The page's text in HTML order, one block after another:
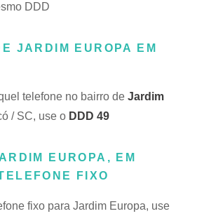
DDD
JARDIM EUROPA EM
telefone no bairro de Jardim
/ SC, use o DDD 49
EUROPA, EM
FIXO
fixo para Jardim Europa, use